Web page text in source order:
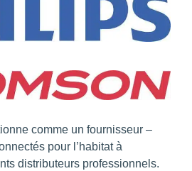
comme un fournisseur –
pour l’habitat à
distributeurs professionnels.